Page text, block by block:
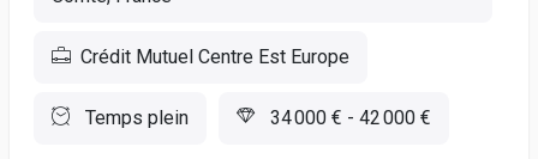
Crédit Mutuel Centre Est Europe
Temps plein 34 000 € - 42 000 €